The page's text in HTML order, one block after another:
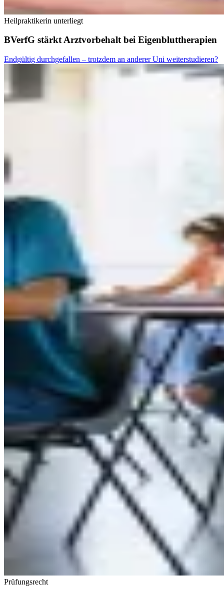
Heilpraktikerin unterliegt
BVerfG stärkt Arztvorbehalt bei Eigenbluttherapien
Endgültig durchgefallen – trotzdem an anderer Uni weiterstudieren?
Prüfungsrecht